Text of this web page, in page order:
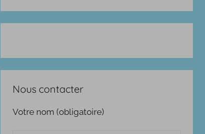
Nous contacter
Votre nom (obligatoire)